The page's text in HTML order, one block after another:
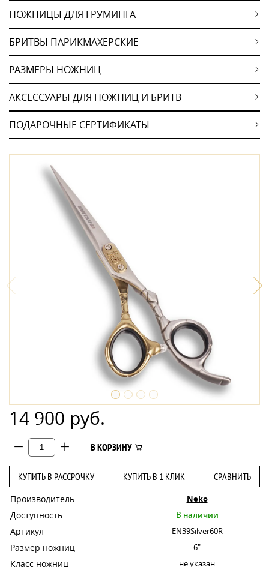
НОЖНИЦЫ ДЛЯ ГРУМИНГА
БРИТВЫ ПАРИКМАХЕРСКИЕ
РАЗМЕРЫ НОЖНИЦ
АКСЕССУАРЫ ДЛЯ НОЖНИЦ И БРИТВ
ПОДАРОЧНЫЕ СЕРТИФИКАТЫ
14 900 руб.
В КОРЗИНУ
КУПИТЬ В РАССРОЧКУ КУПИТЬ В 1 КЛИК СРАВНИТЬ
Производитель Neko
Доступность В наличии
Артикул EN39Silver60R
Размер ножниц 6"
Класс ножниц не указан